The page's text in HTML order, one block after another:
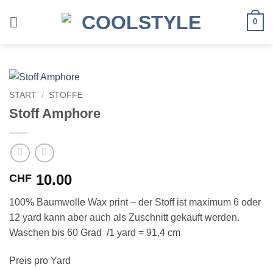
0
START / STOFFE
Stoff Amphore
CHF 10.00
100% Baumwolle Wax print – der Stoff ist maximum 6 oder
12 yard kann aber auch als Zuschnitt gekauft werden.
Waschen bis 60 Grad /1 yard = 91,4 cm
Preis pro Yard